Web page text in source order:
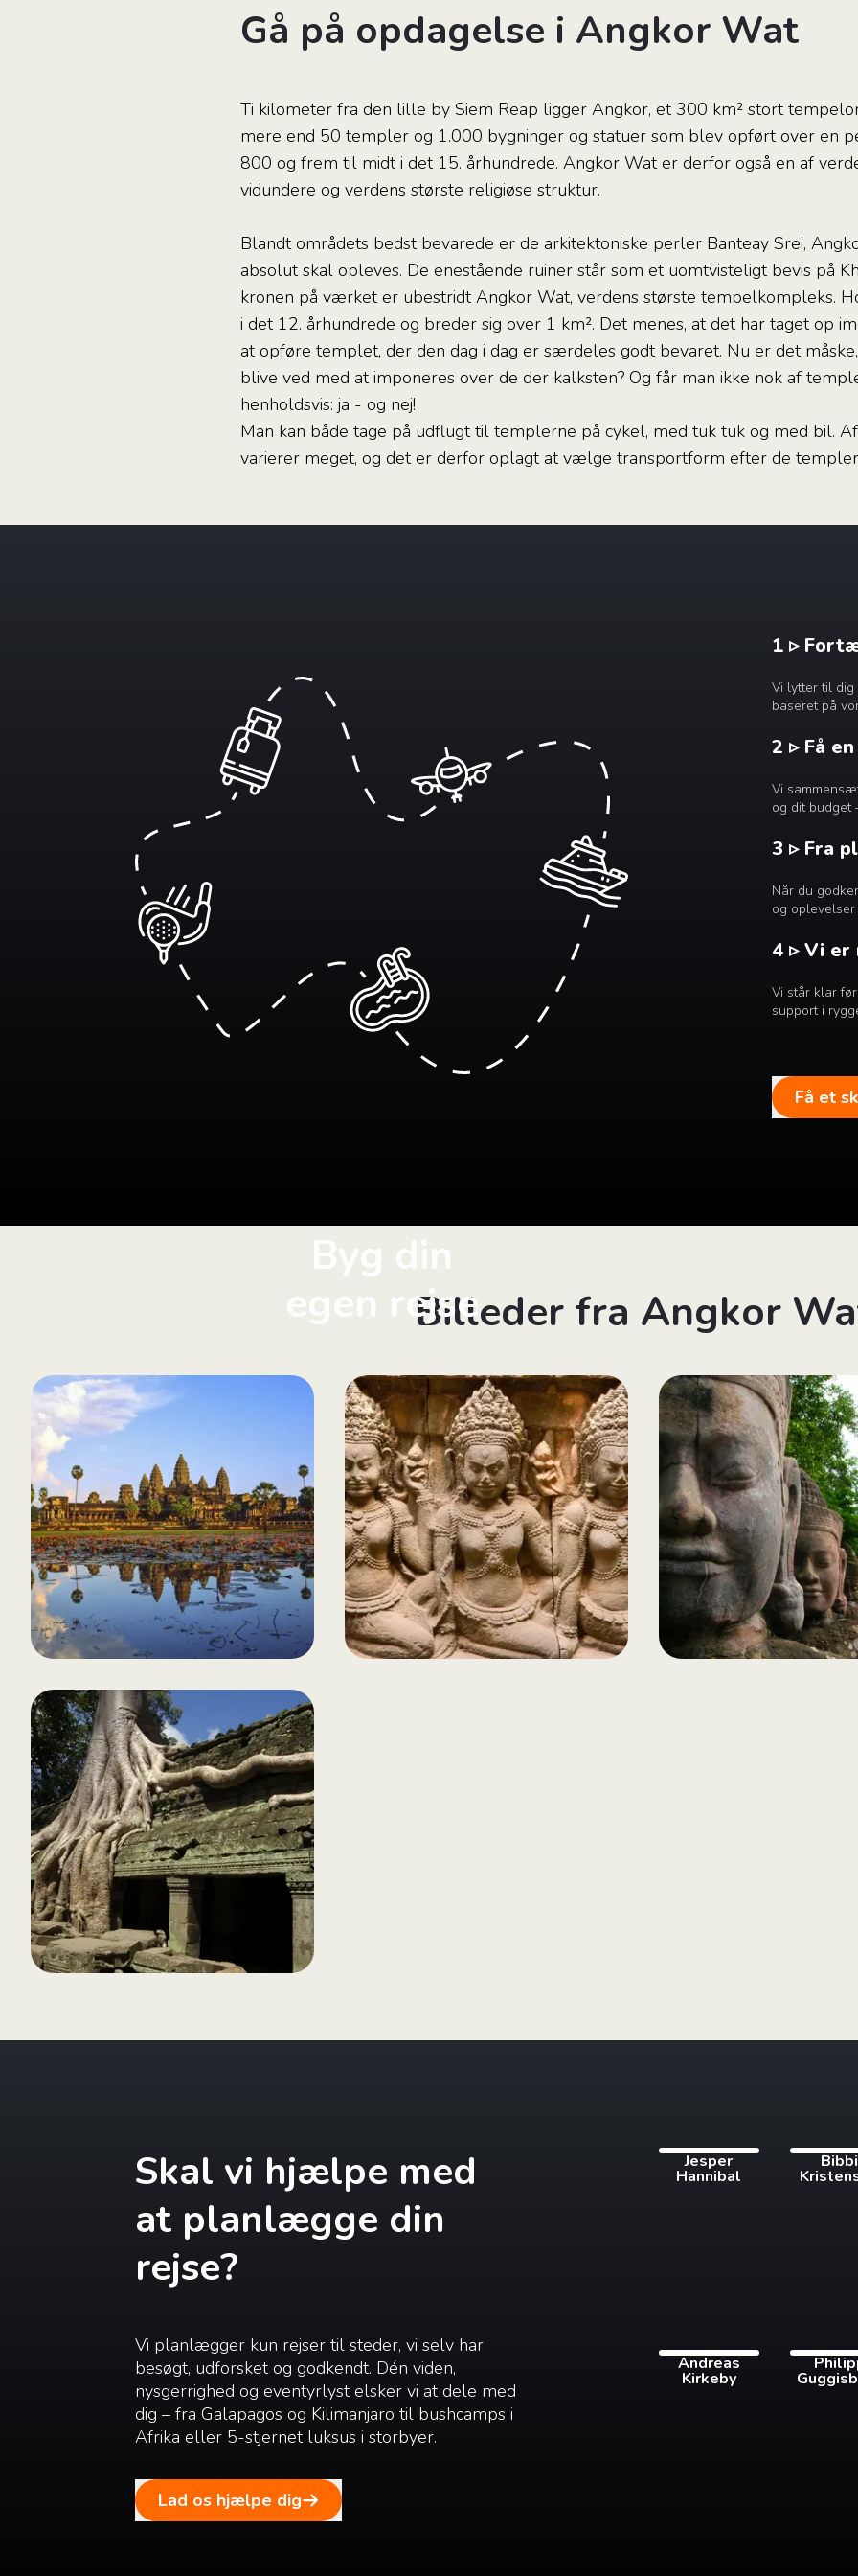
Gå på opdagelse i Angkor Wat
Ti kilometer fra den lille by Siem Reap ligger Angkor, et 300 km² stort
mere end 50 templer og 1.000 bygninger og statuer som blev opført over en
800 og frem til midt i det 15. århundrede. Angkor Wat er derfor også en af
vidundere og verdens største religiøse struktur.
Blandt områdets bedst bevarede er de arkitektoniske perler Banteay Srei,
absolut skal opleves. De enestående ruiner står som et uomtvisteligt bevis på
kronen på værket er ubestridt Angkor Wat, verdens største tempelkompleks.
i det 12. århundrede og breder sig over 1 km². Det menes, at det har taget op
at opføre templet, der den dag i dag er særdeles godt bevaret. Nu er det
blive ved med at imponeres over de der kalksten? Og får man ikke nok af
henholdsvis: ja - og nej!
Man kan både tage på udflugt til templerne på cykel, med tuk tuk og med bil.
varierer meget, og det er derfor oplagt at vælge transportform efter de
Byg din
egen rejse
1 ▹
Vi lytter til
baseret på
2 ▹ Få
Vi
og dit
3 ▹ Fra
Når du
og
4 ▹ Vi er
Vi står klar
support i
Få et
Billeder fra Angkor
Skal vi hjælpe med
at planlægge din
rejse?
Vi planlægger kun rejser til steder, vi selv har
besøgt, udforsket og godkendt. Dén viden,
nysgerrighed og eventyrlyst elsker vi at dele med
dig – fra Galapagos og Kilimanjaro til bushcamps i
Afrika eller 5-stjernet luksus i storbyer.
Lad os hjælpe dig
Jesper
Hannibal
Bibbi
Andreas
Kirkeby